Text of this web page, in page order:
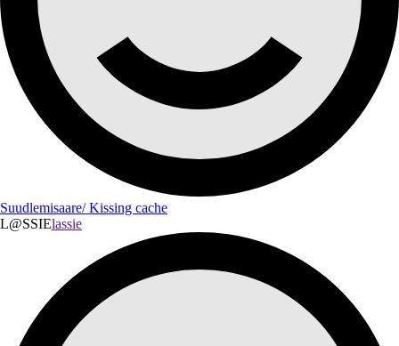
Suudlemisaare/ Kissing cache
L@SSIElassie